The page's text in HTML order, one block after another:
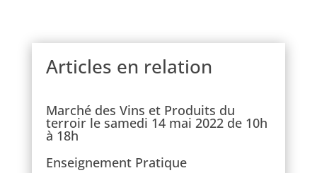
Articles en relation
Marché des Vins et Produits du
terroir le samedi 14 mai 2022 de 10h
à 18h
Enseignement Pratique